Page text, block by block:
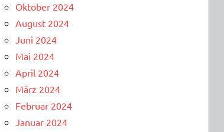
Oktober 2024
August 2024
Juni 2024
Mai 2024
April 2024
März 2024
Februar 2024
Januar 2024